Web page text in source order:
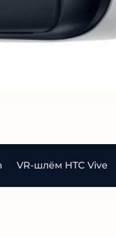
VR-шлём HTC Vive